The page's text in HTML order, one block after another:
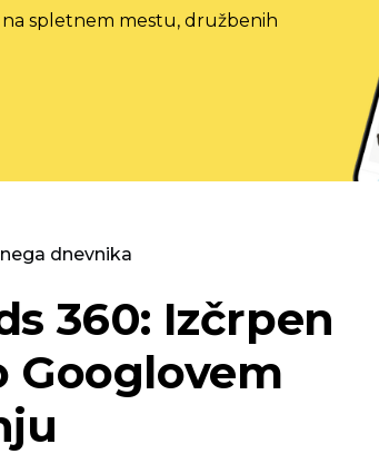
spletnem mestu, družbenih
dnevnika
360: Izčrpen
Googlovem